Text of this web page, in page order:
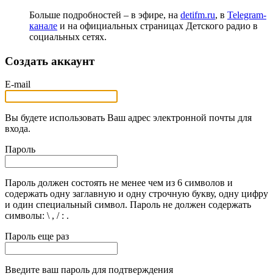
Больше подробностей – в эфире, на detifm.ru, в Telegram-
канале и на официальных страницах Детского радио в
социальных сетях.
Создать аккаунт
E-mail
Вы будете использовать Ваш адрес электронной почты для
входа.
Пароль
Пароль должен состоять не менее чем из 6 символов и
содержать одну заглавную и одну строчную букву, одну цифру
и один специальный символ. Пароль не должен содержать
символы: \ , / : .
Пароль еще раз
Введите ваш пароль для подтверждения